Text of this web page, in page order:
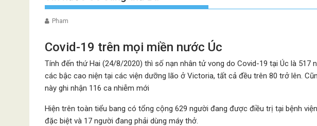
Pham
Covid-19 trên mọi miền nước Úc
Tính đến thứ Hai (24/8/2020) thì số nạn nhân tử vong do Covid-19 tại Úc là 517
các bậc cao niện tại các viện dưỡng lão ở Victoria, tất cả đều trên 80 trở lên.
này ghi nhận 116 ca nhiễm mới
Hiện trên toàn tiểu bang có tổng cộng 629 người đang được điều trị tại bệnh
đặc biệt và 17 người đang phải dùng máy thở.